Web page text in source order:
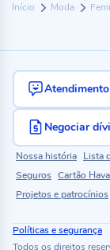
Início Moda
Atendimento
Negociar
Nossa história Lista
Seguros Cartão
Projetos e patrocínios
Políticas e segurança
Todos os direitos